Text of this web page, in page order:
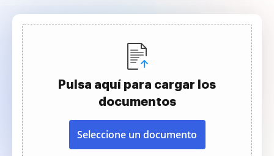
Pulsa aquí para cargar los
documentos
Seleccione un documento